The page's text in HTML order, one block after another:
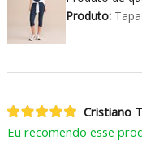
Produto:Tapa
Cristiano
Eu recomendo esse